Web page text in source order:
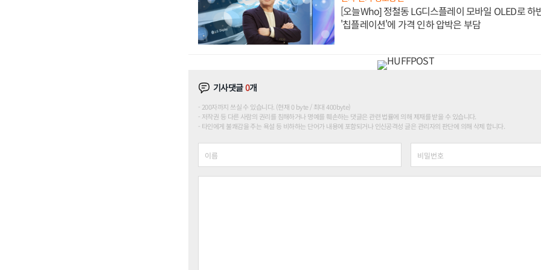
[오늘Who] 정철동 LG디스플레이 모바일 OLED로 하
'칩플레이션'에 가격 인하 압박은 부담
기사댓글0개
200자까지 쓰실 수 있습니다. (현재 0 byte / 최대 400byte)
저작권 등 다른 사람의 권리를 침해하거나 명예를 훼손하는 댓글은 관련 법률에 의해 제재를 받을 수 있습니다.
타인에게 불쾌감을 주는 욕설 등 비하하는 단어가 내용에 포함되거나 인신공격성 글은 관리자의 판단에 의해 삭제 합니다.